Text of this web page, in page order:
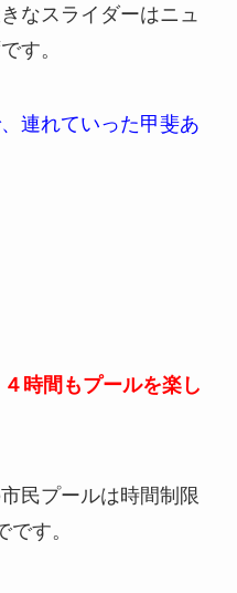
なスライダーはニュ
す。
連れていった甲斐あ
時間もプールを楽し
民プールは時間制限
す。